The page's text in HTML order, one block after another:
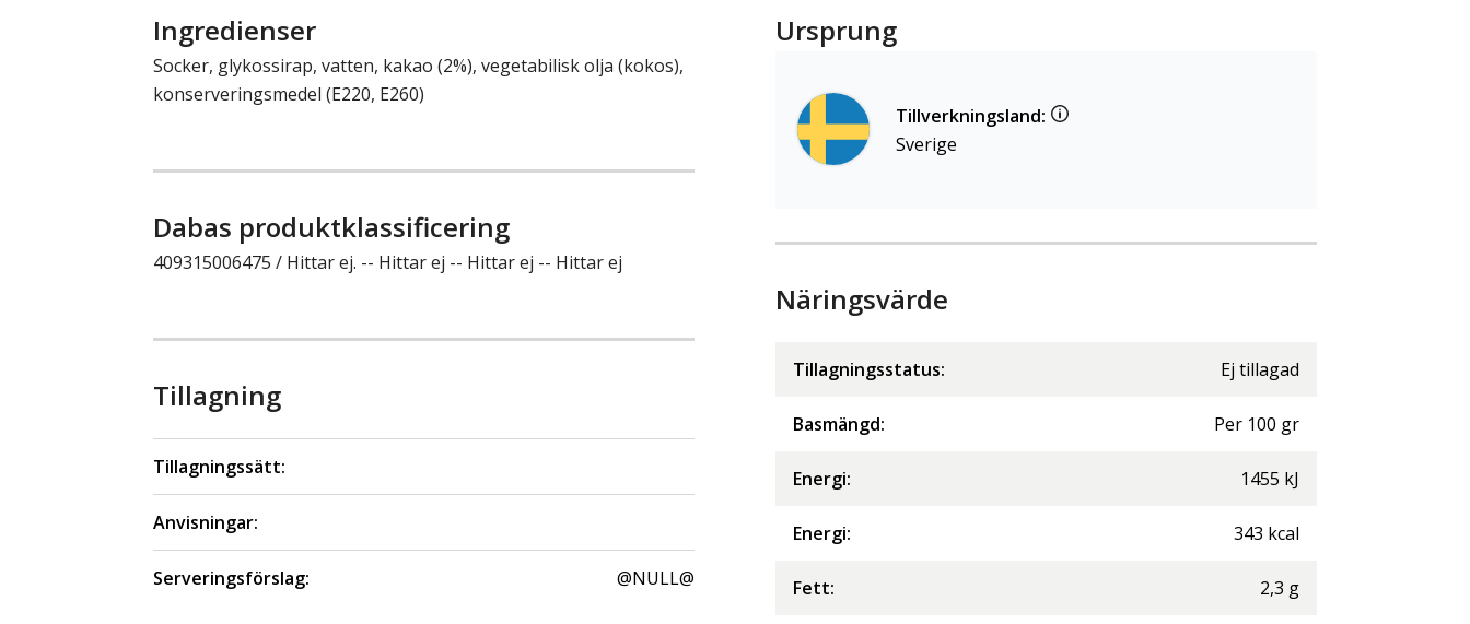
Ingredienser
Socker, glykossirap, vatten, kakao (2%), vegetabilisk olja (kokos),
konserveringsmedel (E220, E260)
Dabas produktklassificering
409315006475 / Hittar ej. -- Hittar ej -- Hittar ej -- Hittar ej
Tillagning
Tillagningssätt:
Anvisningar:
Serveringsförslag: @NULL@
Ursprung
Tillverkningsland:
Sverige
Näringsvärde
Tillagningsstatus: Ej tillagad
Basmängd: Per 100 gr
Energi: 1455 kJ
Energi: 343 kcal
Fett: 2,3 g